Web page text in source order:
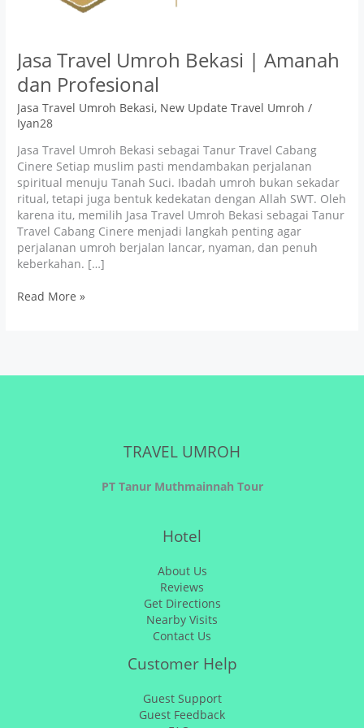
Jasa Travel Umroh Bekasi | Amanah
dan Profesional
Jasa Travel Umroh Bekasi, New Update Travel Umroh /
Iyan28
Jasa Travel Umroh Bekasi sebagai Tanur Travel Cabang
Cinere Setiap muslim pasti mendambakan perjalanan
spiritual menuju Tanah Suci. Ibadah umroh bukan sekadar
ritual, tetapi juga bentuk kedekatan dengan Allah SWT. Oleh
karena itu, memilih Jasa Travel Umroh Bekasi sebagai Tanur
Travel Cabang Cinere menjadi langkah penting agar
perjalanan umroh berjalan lancar, nyaman, dan penuh
keberkahan. […]
Read More »
TRAVEL UMROH
PT Tanur Muthmainnah Tour
Hotel
About Us
Reviews
Get Directions
Nearby Visits
Contact Us
Customer Help
Guest Support
Guest Feedback